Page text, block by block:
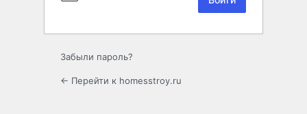
Забыли пароль?
← Перейти к homesstroy.ru